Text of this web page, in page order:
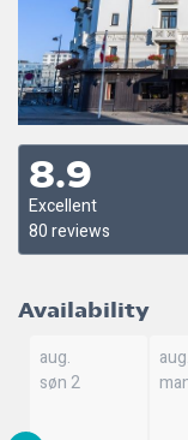
8.9
Excellent
80 reviews
Availability
aug.
søn 2
aug.